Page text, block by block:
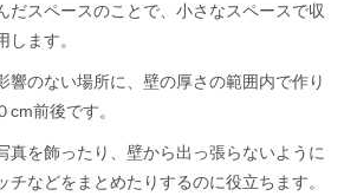
だスペースのことで、小さなスペースで収
ます。
響のない場所に、壁の厚さの範囲内で作り
cm前後です。
真を飾ったり、壁から出っ張らないように
チなどをまとめたりするのに役立ちます。